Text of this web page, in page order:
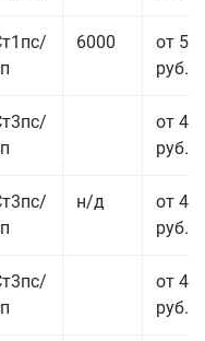
6000
от 55
руб.
от 44
руб.
н/д
от 44
руб.
от 45
руб.